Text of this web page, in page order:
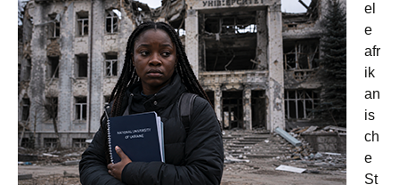
el
e
afr
ik
an
is
ch
e
St